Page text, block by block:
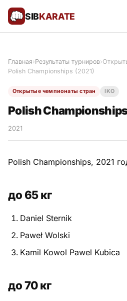
SIBKARATE
Все статьи
История и философия
Мастера киокушинкай
Питание
Психология бойца
Главная›Результаты турниров›
Polish Championships (2021)
Открытые чемпионаты стран IKO
Polish
2021
Polish Championships, 2021
до 65 кг
Daniel Sternik
Paweł Wolski
Kamil Kowol Pawel Kubica
до 70 кг